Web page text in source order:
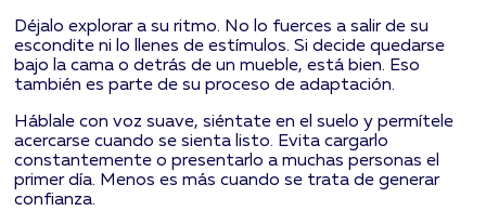
Déjalo explorar a su ritmo. No lo fuerces a salir de su
escondite ni lo llenes de estímulos. Si decide quedarse
bajo la cama o detrás de un mueble, está bien. Eso
también es parte de su proceso de adaptación.
Háblale con voz suave, siéntate en el suelo y permítele
acercarse cuando se sienta listo. Evita cargarlo
constantemente o presentarlo a muchas personas el
primer día. Menos es más cuando se trata de generar
confianza.